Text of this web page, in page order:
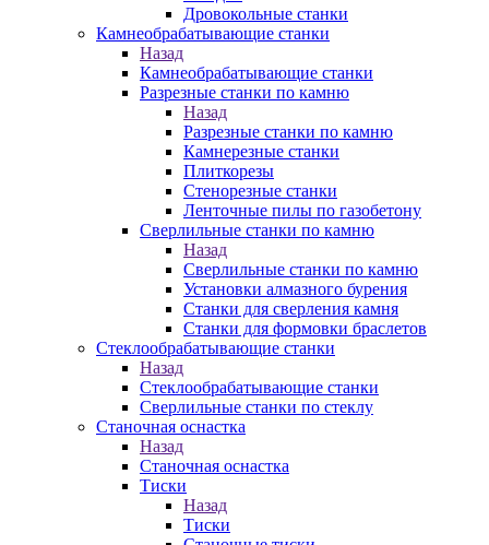
Дровокольные станки
Камнеобрабатывающие станки
Назад
Камнеобрабатывающие станки
Разрезные станки по камню
Назад
Разрезные станки по камню
Камнерезные станки
Плиткорезы
Стенорезные станки
Ленточные пилы по газобетону
Сверлильные станки по камню
Назад
Сверлильные станки по камню
Установки алмазного бурения
Станки для сверления камня
Станки для формовки браслетов
Стеклообрабатывающие станки
Назад
Стеклообрабатывающие станки
Сверлильные станки по стеклу
Станочная оснастка
Назад
Станочная оснастка
Тиски
Назад
Тиски